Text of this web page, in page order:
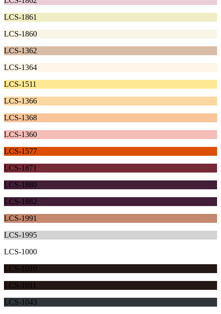
LCS-1861
LCS-1860
LCS-1362
LCS-1364
LCS-1511
LCS-1366
LCS-1368
LCS-1360
LCS-1577
LCS-1871
LCS-1880
LCS-1882
LCS-1991
LCS-1995
LCS-1000
LCS-1010
LCS-1011
LCS-1043